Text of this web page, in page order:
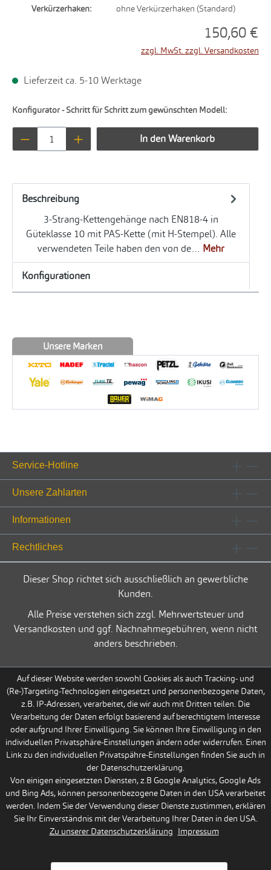
Verkürzerhaken:
ohne Verkürzerhaken (Standard)
150,60 €
zzgl. MwSt. zzgl. Versandkosten
Lieferzeit ca. 5-10 Werktage
Konfigurator - Schritt für Schritt zum gewünschten Modell:
Produkt Anzahl: Gib den gewünschten
In den Warenkorb
Beschreibung
3-Strang-Kettengehänge nach EN818-4 in
Güteklasse 10 mit PAS-Kette (mit H-Stempel). Alle
verwendeten Teile haben den von de… Mehr
Konfigurationen
Unsere Marken
Service-Hotline
Unsere Zahlarten
Informationen
Rechtliches
Dieser Shop richtet sich ausschließlich an gewerbliche
Kunden.
Alle Preise verstehen sich zzgl. Mehrwertsteuer und
Versandkosten und ggf. Nachnahmegebühren, wenn nicht
anders beschrieben.
Auf dieser Website werden sowohl Cookies als auch Tracking- und
(Re-)Targeting-Technologien eingesetzt und personenbezogene Daten,
z.B. IP-Adressen, verarbeitet, die wir auch mit Dritten teilen. Die
Verarbeitung der Daten erfolgt basierend auf berechtigtem Interesse
oder aufgrund Ihrer Einwilligung. Sie können Ihre Einwilligung in den
individuellen Privatsphäre-Einstellungen ändern oder widerrufen. Einen
Link zu den individuellen Privatspähre-Einstellungen finden Sie auch in
der Datenschutzerklärung.
Von einigen eingesetzten Diensten, z.B Google Analytics, Google Ads
und Bing Ads, können personenbezogene Daten in den USA verarbeitet
werden. Indem Sie der Verwendung dieser Dienste zustimmen, erklären
Sie Ihr Einverständnis mit der Verarbeitung Ihrer Daten in den USA.
Zu unserer Datenschutzerklärung Impressum